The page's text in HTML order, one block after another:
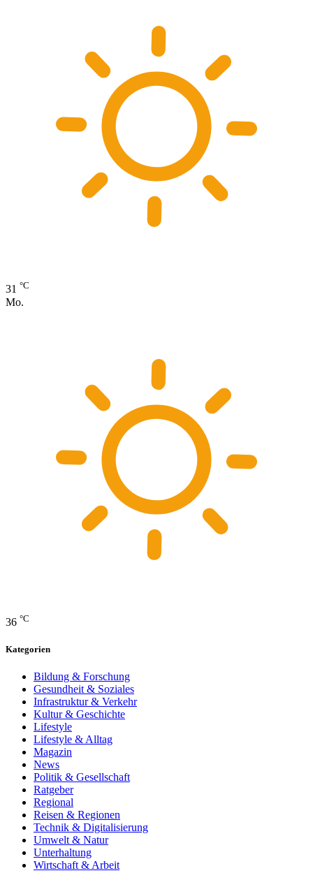
31 °C
Mo.
36 °C
Kategorien
Bildung & Forschung
Gesundheit & Soziales
Infrastruktur & Verkehr
Kultur & Geschichte
Lifestyle
Lifestyle & Alltag
Magazin
News
Politik & Gesellschaft
Ratgeber
Regional
Reisen & Regionen
Technik & Digitalisierung
Umwelt & Natur
Unterhaltung
Wirtschaft & Arbeit